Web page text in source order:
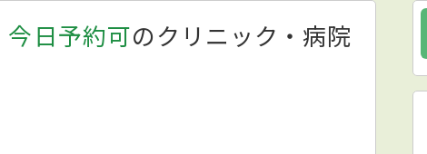
日予約可のクリニック・病院